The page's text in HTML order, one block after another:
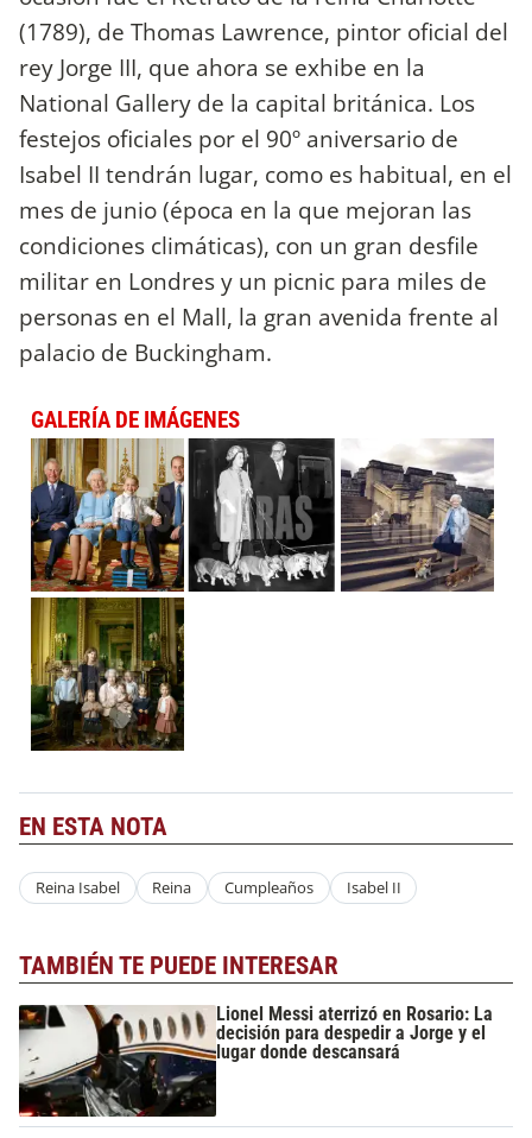
(1789), de Thomas Lawrence, pintor oficial del
rey Jorge III, que ahora se exhibe en la
National Gallery de la capital británica. Los
festejos oficiales por el 90º aniversario de
Isabel II tendrán lugar, como es habitual, en el
mes de junio (época en la que mejoran las
condiciones climáticas), con un gran desfile
militar en Londres y un picnic para miles de
personas en el Mall, la gran avenida frente al
palacio de Buckingham.
GALERÍA DE IMÁGENES
EN ESTA NOTA
Reina Isabel Reina Cumpleaños Isabel II
TAMBIÉN TE PUEDE INTERESAR
Lionel Messi aterrizó en Rosario: La
decisión para despedir a Jorge y el
lugar donde descansará